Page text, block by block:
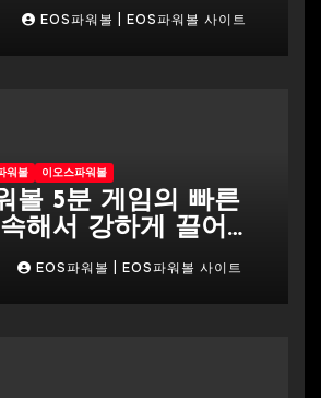
EOS파워볼 | EOS파워볼 사이트
워볼 이오스파워볼
볼 5분 게임의 빠른
해서 강하게 끌어당
EOS파워볼 | EOS파워볼 사이트